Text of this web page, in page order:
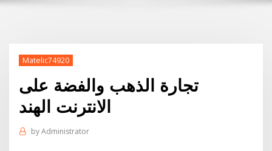
Matelic74920
تجارة الذهب والفضة على
الانترنت الهند
byAdministrator